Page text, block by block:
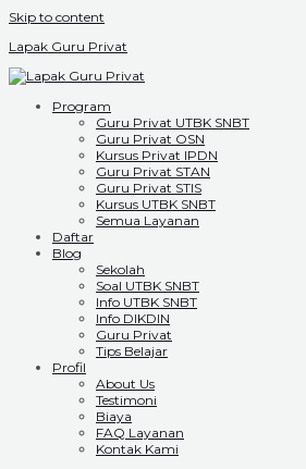
Skip to content
Lapak Guru Privat
Program
Guru Privat UTBK SNBT
Guru Privat OSN
Kursus Privat IPDN
Guru Privat STAN
Guru Privat STIS
Kursus UTBK SNBT
Semua Layanan
Daftar
Blog
Sekolah
Soal UTBK SNBT
Info UTBK SNBT
Info DIKDIN
Guru Privat
Tips Belajar
Profil
About Us
Testimoni
Biaya
FAQ Layanan
Kontak Kami